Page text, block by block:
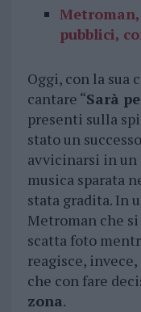
pubblici,
Oggi, con la sua
cantare “Sarà
presenti sulla
stato un
avvicinarsi in un
musica sparata
stata gradita. In
Metroman che
scatta foto
reagisce,
che con fare
zona.